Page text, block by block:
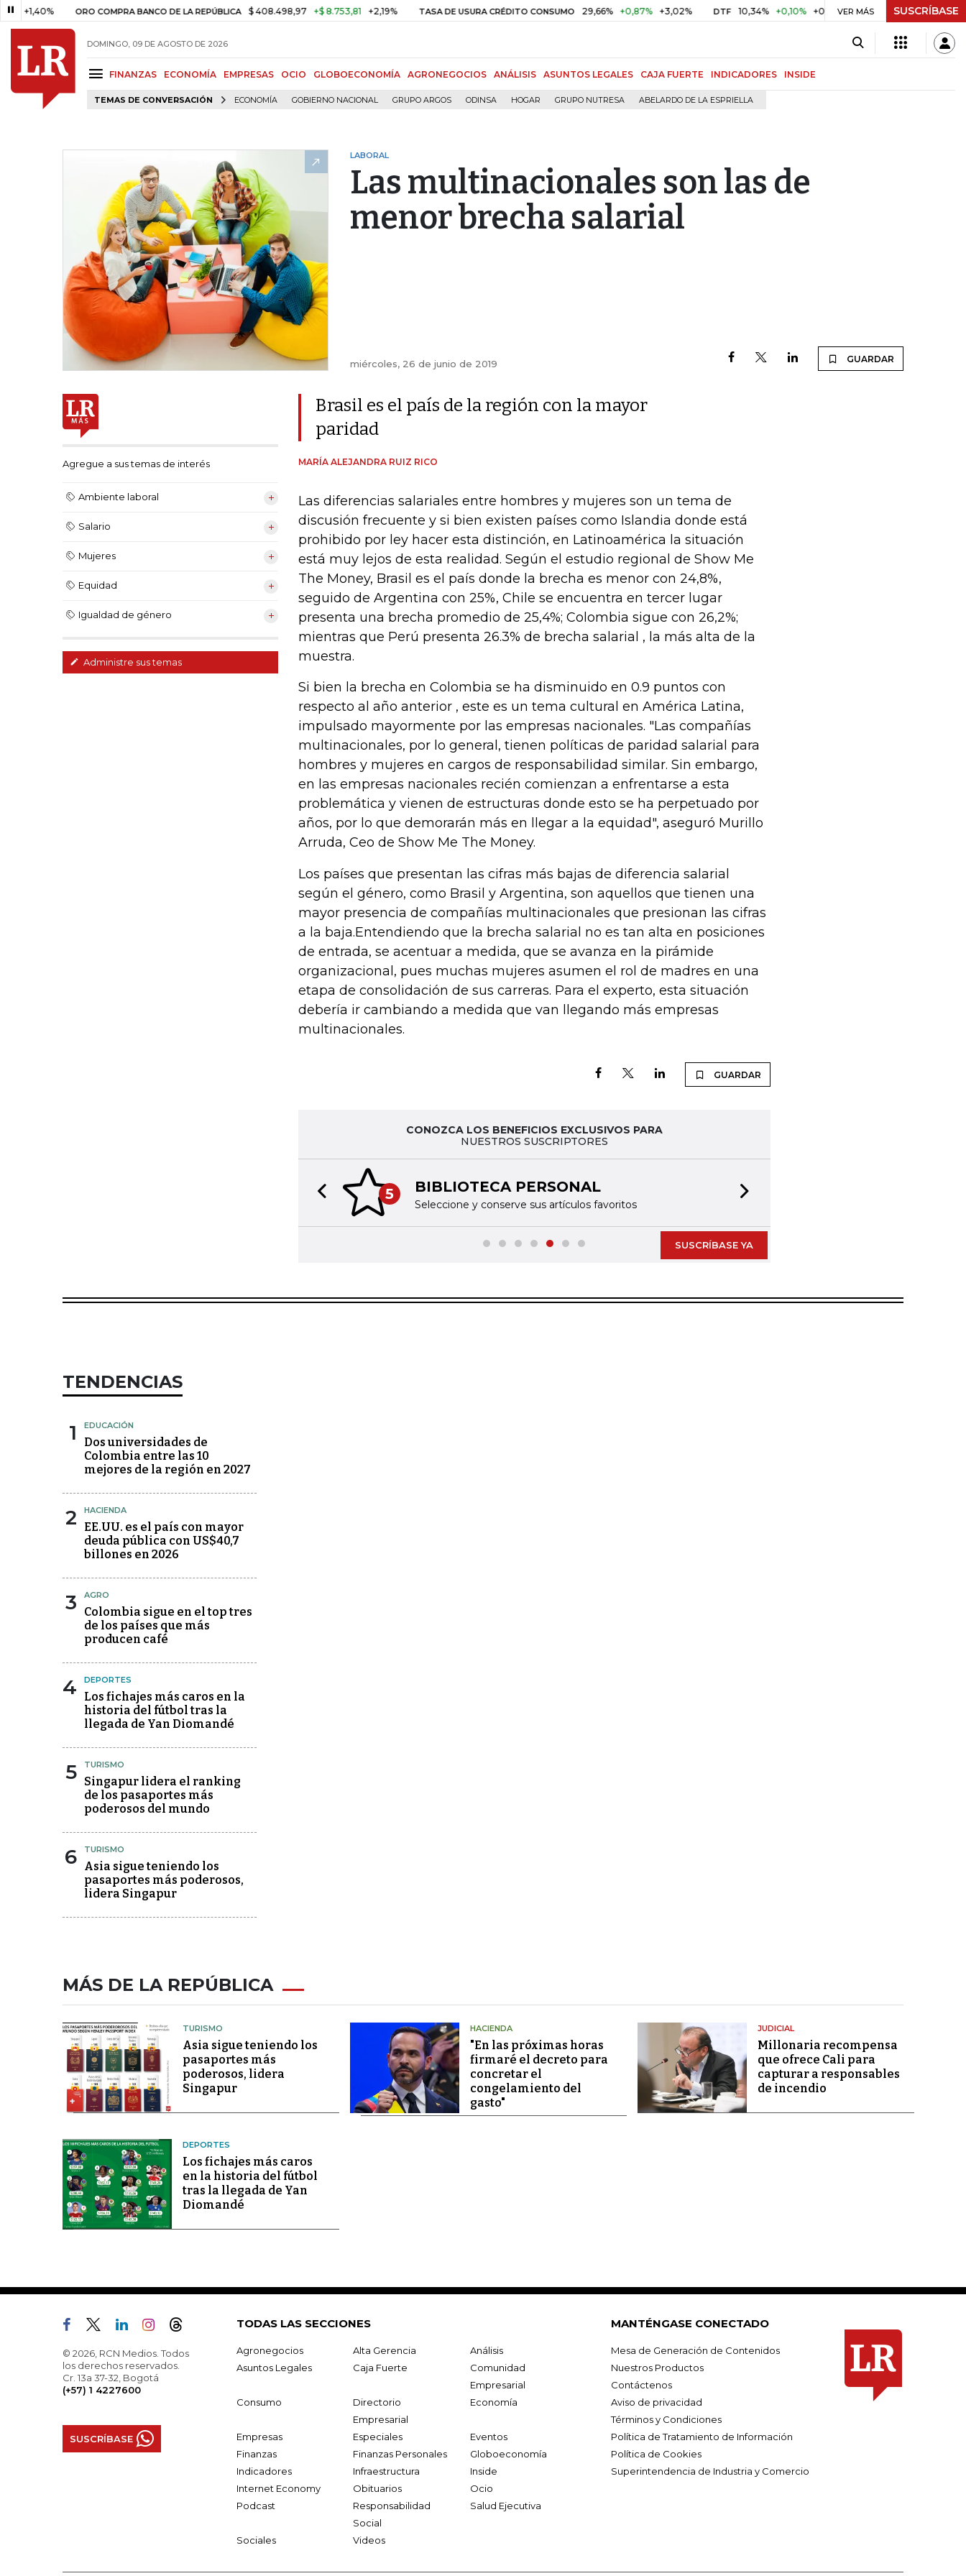
ORO COMPRA BANCO DE LA REPÚBLICA $ 408.498,97 +$ 8.753,81 +2,19% TASA DE USURA CRÉDITO CONSUMO 29,66% +0,87% +3,02% DTF 10,34% +0,10% +0,98% UVR $ 417,01 +$ 0,05
VER MÁS SUSCRÍBASE
DOMINGO, 09 DE AGOSTO DE 2026
FINANZAS ECONOMÍA EMPRESAS OCIO GLOBOECONOMÍA AGRONEGOCIOS ANÁLISIS ASUNTOS LEGALES CAJA FUERTE INDICADORES INSIDE
TEMAS DE CONVERSACIÓN ECONOMÍA GOBIERNO NACIONAL GRUPO ARGOS ODINSA HOGAR GRUPO NUTRESA ABELARDO DE LA ESPRIELLA
LABORAL
Las multinacionales son las de
menor brecha salarial
miércoles, 26 de junio de 2019 GUARDAR
Agregue a sus temas de interés
Ambiente laboral
Salario
Mujeres
Equidad
Igualdad de género
Administre sus temas
Brasil es el país de la región con la mayor
paridad
MARÍA ALEJANDRA RUIZ RICO
Las diferencias salariales entre hombres y mujeres son un tema de
discusión frecuente y si bien existen países como Islandia donde está
prohibido por ley hacer esta distinción, en Latinoamérica la situación
está muy lejos de esta realidad. Según el estudio regional de Show Me
The Money, Brasil es el país donde la brecha es menor con 24,8%,
seguido de Argentina con 25%, Chile se encuentra en tercer lugar
presenta una brecha promedio de 25,4%; Colombia sigue con 26,2%;
mientras que Perú presenta 26.3% de brecha salarial , la más alta de la
muestra.
Si bien la brecha en Colombia se ha disminuido en 0.9 puntos con
respecto al año anterior , este es un tema cultural en América Latina,
impulsado mayormente por las empresas nacionales. "Las compañías
multinacionales, por lo general, tienen políticas de paridad salarial para
hombres y mujeres en cargos de responsabilidad similar. Sin embargo,
en las empresas nacionales recién comienzan a enfrentarse a esta
problemática y vienen de estructuras donde esto se ha perpetuado por
años, por lo que demorarán más en llegar a la equidad", aseguró Murillo
Arruda, Ceo de Show Me The Money.
Los países que presentan las cifras más bajas de diferencia salarial
según el género, como Brasil y Argentina, son aquellos que tienen una
mayor presencia de compañías multinacionales que presionan las cifras
a la baja.Entendiendo que la brecha salarial no es tan alta en posiciones
de entrada, se acentuar a medida, que se avanza en la pirámide
organizacional, pues muchas mujeres asumen el rol de madres en una
etapa de consolidación de sus carreras. Para el experto, esta situación
debería ir cambiando a medida que van llegando más empresas
multinacionales.
GUARDAR
CONOZCA LOS BENEFICIOS EXCLUSIVOS PARA
NUESTROS SUSCRIPTORES
5 BIBLIOTECA PERSONAL
Seleccione y conserve sus artículos favoritos
Previous slide
SUSCRÍBASE YA
TENDENCIAS
1 EDUCACIÓN
Dos universidades de
Colombia entre las 10
mejores de la región en 2027
2 HACIENDA
EE.UU. es el país con mayor
deuda pública con US$40,7
billones en 2026
3 AGRO
Colombia sigue en el top tres
de los países que más
producen café
4 DEPORTES
Los fichajes más caros en la
historia del fútbol tras la
llegada de Yan Diomandé
5 TURISMO
Singapur lidera el ranking
de los pasaportes más
poderosos del mundo
6 TURISMO
Asia sigue teniendo los
pasaportes más poderosos,
lidera Singapur
MÁS DE LA REPÚBLICA
TURISMO
Asia sigue teniendo los
pasaportes más
poderosos, lidera
Singapur
HACIENDA
"En las próximas horas
firmaré el decreto para
concretar el
congelamiento del
gasto"
JUDICIAL
Millonaria recompensa
que ofrece Cali para
capturar a responsables
de incendio
DEPORTES
Los fichajes más caros
en la historia del fútbol
tras la llegada de Yan
Diomandé
© 2026, RCN Medios. Todos
los derechos reservados.
Cr. 13a 37-32, Bogotá
(+57) 1 4227600
SUSCRÍBASE
TODAS LAS SECCIONES
Agronegocios Alta Gerencia
Análisis
Asuntos Legales
Caja Fuerte
Comunidad
Empresarial
Consumo
Directorio
Empresarial
Economía
Empresas Especiales
Eventos
Finanzas
Finanzas Personales
Globoeconomía
Indicadores
Infraestructura
Inside
Internet Economy
Obituarios
Ocio
Podcast
Responsabilidad
Social
Salud Ejecutiva
Sociales Videos
MANTÉNGASE CONECTADO
Mesa de Generación de Contenidos
Nuestros Productos
Contáctenos
Aviso de privacidad
Términos y Condiciones
Política de Tratamiento de Información
Política de Cookies
Superintendencia de Industria y Comercio